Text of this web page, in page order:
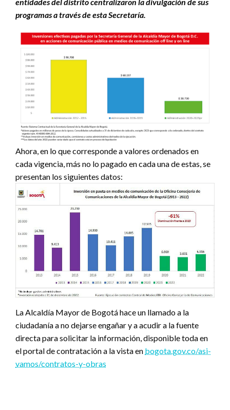
programas a través de esta Secretaría.
Ahora, en lo que corresponde a valores ordenados en
cada vigencia, más no lo pagado en cada una de estas, se
presentan los siguientes datos:
La Alcaldía Mayor de Bogotá hace un llamado a la
ciudadanía a no dejarse engañar y a acudir a la fuente
directa para solicitar la información, disponible toda en
el portal de contratación a la vista en bogota.gov.co/asi-
vamos/contratos-y-obras